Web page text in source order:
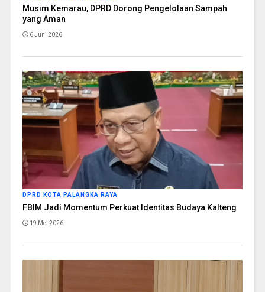
Musim Kemarau, DPRD Dorong Pengelolaan Sampah
yang Aman
6 Juni 2026
DPRD KOTA PALANGKA RAYA
FBIM Jadi Momentum Perkuat Identitas Budaya Kalteng
19 Mei 2026